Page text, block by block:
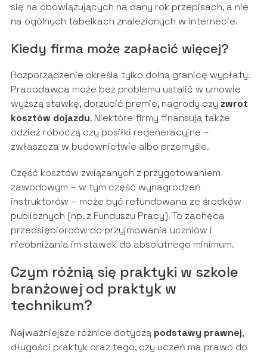
się na obowiązujących na dany rok przepisach, a nie
na ogólnych tabelkach znalezionych w internecie.
Kiedy firma może zapłacić więcej?
Rozporządzenie określa tylko dolną granicę wypłaty.
Pracodawca może bez problemu ustalić w umowie
wyższą stawkę, dorzucić premie, nagrody czy zwrot
kosztów dojazdu. Niektóre firmy finansują także
odzież roboczą czy posiłki regeneracyjne –
zwłaszcza w budownictwie albo przemyśle.
Część kosztów związanych z przygotowaniem
zawodowym – w tym część wynagrodzeń
instruktorów – może być refundowana ze środków
publicznych (np. z Funduszu Pracy). To zachęca
przedsiębiorców do przyjmowania uczniów i
nieobniżania im stawek do absolutnego minimum.
Czym różnią się praktyki w szkole
branżowej od praktyk w
technikum?
Najważniejsze różnice dotyczą podstawy prawnej,
długości praktyk oraz tego, czy uczeń ma prawo do